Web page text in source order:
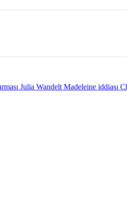
Julia Wandelt Madeleine iddiası